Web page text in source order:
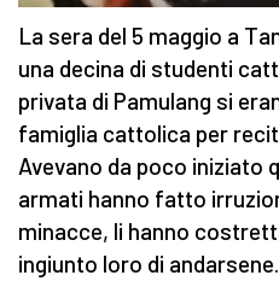
La sera del 5 maggio a
una decina di studenti
privata di Pamulang si
famiglia cattolica per
Avevano da poco iniziato
armati hanno fatto
minacce, li hanno
ingiunto loro di